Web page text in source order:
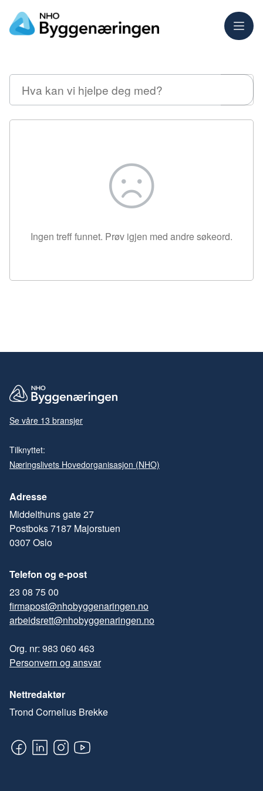
Meny
Søk
Ingen treff funnet. Prøv igjen med andre søkeord.
Se våre 13 bransjer
Tilknyttet:
Næringslivets Hovedorganisasjon (NHO)
Adresse
Middelthuns gate 27
Postboks 7187 Majorstuen
0307 Oslo
Telefon og e-post
23 08 75 00
firmapost@nhobyggenaringen.no
arbeidsrett@nhobyggenaringen.no
Org. nr: 983 060 463
Personvern og ansvar
Nettredaktør
Trond Cornelius Brekke